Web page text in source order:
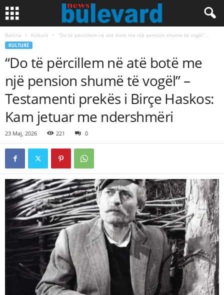
Ballina Kulturë “Do të përcillem në atë botë me një pension shumë të vogël”...
KULTURË
“Do të përcillem në atë botë me
një pension shumë të vogël” –
Testamenti prekës i Birçe Haskos:
Kam jetuar me ndershmëri
23 Maj, 2026 221 0